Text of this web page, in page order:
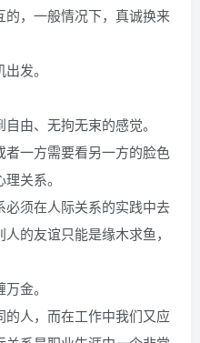
的，一般情况下，真诚换来
发。
由、无拘无束的感觉。
一方需要看另一方的脸色
关系。
须在人际关系的实践中去
的友谊只能是缘木求鱼，
金。
人，而在工作中我们又应